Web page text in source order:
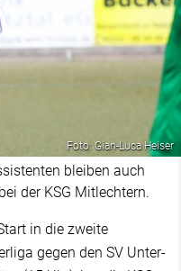
Foto: Gian-Luca Heiser
bleiben auch
der KSG Mitlechtern.
in die zweite
gegen den SV Unter-